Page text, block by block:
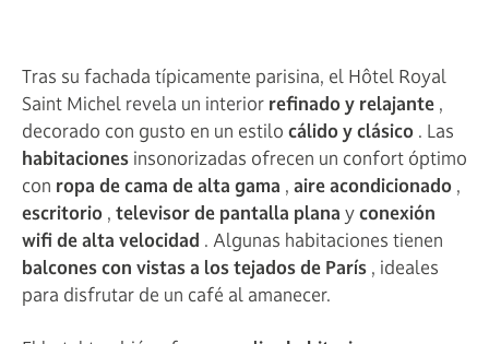
Tras su fachada típicamente parisina, el Hôtel Royal
Saint Michel revela un interior refinado y relajante ,
decorado con gusto en un estilo cálido y clásico . Las
habitaciones insonorizadas ofrecen un confort óptimo
con ropa de cama de alta gama , aire acondicionado ,
escritorio , televisor de pantalla plana yconexión
wifi de alta velocidad . Algunas habitaciones tienen
balcones con vistas a los tejados de París , ideales
para disfrutar de un café al amanecer.